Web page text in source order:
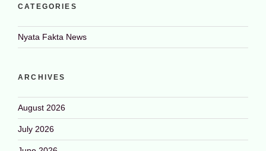
CATEGORIES
Nyata Fakta News
ARCHIVES
August 2026
July 2026